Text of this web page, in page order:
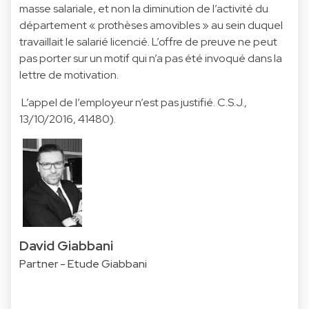
masse salariale, et non la diminution de l’activité du
département « prothèses amovibles » au sein duquel
travaillait le salarié licencié. L’offre de preuve ne peut
pas porter sur un motif qui n’a pas été invoqué dans la
lettre de motivation.
L’appel de l’employeur n’est pas justifié. C.S.J.,
13/10/2016, 41480).
David Giabbani
Partner - Etude Giabbani